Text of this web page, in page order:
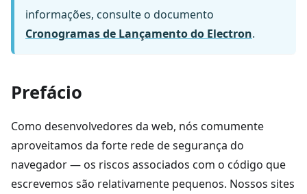
informações, consulte o documento
Cronogramas de Lançamento do Electron.
Prefácio
Como desenvolvedores da web, nós comumente
aproveitamos da forte rede de segurança do
navegador — os riscos associados com o código que
escrevemos são relativamente pequenos. Nossos sites